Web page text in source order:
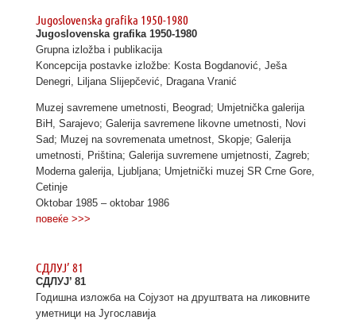
Jugoslovenska grafika 1950-1980
Jugoslovenska grafika 1950-1980
Grupna izložba i publikacija
Koncepcija postavke izložbe: Kosta Bogdanović, Ješa
Denegri, Liljana Slijepčević, Dragana Vranić
Muzej savremene umetnosti, Beograd; Umjetnička galerija
BiH, Sarajevo; Galerija savremene likovne umetnosti, Novi
Sad; Muzej na sovremenata umetnost, Skopje; Galerija
umetnosti, Priština; Galerija suvremene umjetnosti, Zagreb;
Moderna galerija, Ljubljana; Umjetnički muzej SR Crne Gore,
Cetinje
Oktobar 1985 – oktobar 1986
повеќе >>>
СДЛУЈ’ 81
СДЛУЈ’ 81
Годишна изложба на Сојузот на друштвата на ликовните
уметници на Југославија